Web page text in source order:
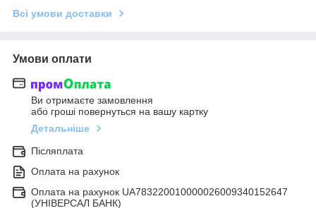
Всі умови доставки
Умови оплати
Ви отримаєте замовлення
або гроші повернуться на вашу картку
Детальніше
Післяплата
Оплата на рахунок
Оплата на рахунок UA783220010000026009340152647
(УНІВЕРСАЛ БАНК)